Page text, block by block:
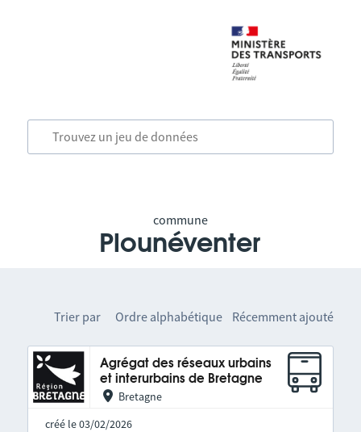
commune
Plounéventer
Trier par Ordre alphabétique Récemment ajouté
Agrégat des réseaux urbains
et interurbains de Bretagne
Bretagne
créé le 03/02/2026